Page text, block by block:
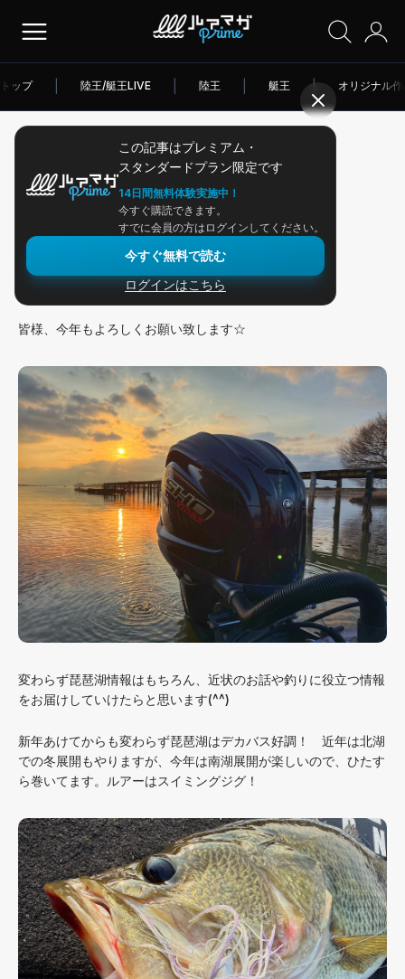
トップ 陸王/艇王LIVE 陸王 艇王 | オリジナル
この記事はプレミアム・
スタンダードプラン限定です
14日間無料体験実施中！
今すぐ購読できます。
すでに会員の方はログインしてください。
今すぐ無料で読む
ログインはこちら
アングラー連載
スイミングジグの冬！
2026年一発目のOKレポート！
皆様、今年もよろしくお願い致します☆
変わらず琵琶湖情報はもちろん、近状のお話や釣りに役立つ情報
をお届けしていけたらと思います(^^)
新年あけてからも変わらず琵琶湖はデカバス好調！ 近年は北湖
での冬展開もやりますが、今年は南湖展開が楽しいので、ひたす
ら巻いてます。ルアーはスイミングジグ！